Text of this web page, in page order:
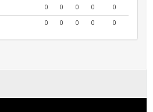
0 0 0 0
0
0 0 0 0 0